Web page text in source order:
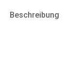
Beschreibung